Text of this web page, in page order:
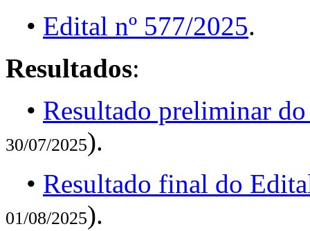
• Edital nº 577/2025.
Resultados:
• Resultado preliminar
30/07/2025).
• Resultado final do
01/08/2025).